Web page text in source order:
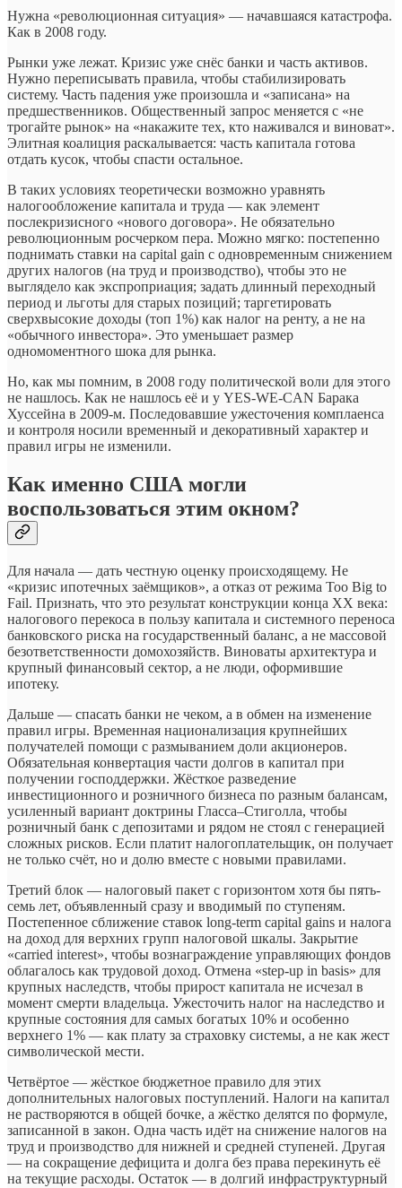
Нужна «революционная ситуация» — начавшаяся катастрофа.
Как в 2008 году.
Рынки уже лежат. Кризис уже снёс банки и часть активов.
Нужно переписывать правила, чтобы стабилизировать
систему. Часть падения уже произошла и «записана» на
предшественников. Общественный запрос меняется с «не
трогайте рынок» на «накажите тех, кто наживался и виноват».
Элитная коалиция раскалывается: часть капитала готова
отдать кусок, чтобы спасти остальное.
В таких условиях теоретически возможно уравнять
налогообложение капитала и труда — как элемент
послекризисного «нового договора». Не обязательно
революционным росчерком пера. Можно мягко: постепенно
поднимать ставки на capital gain с одновременным снижением
других налогов (на труд и производство), чтобы это не
выглядело как экспроприация; задать длинный переходный
период и льготы для старых позиций; таргетировать
сверхвысокие доходы (топ 1%) как налог на ренту, а не на
«обычного инвестора». Это уменьшает размер
одномоментного шока для рынка.
Но, как мы помним, в 2008 году политической воли для этого
не нашлось. Как не нашлось её и у YES-WE-CAN Барака
Хуссейна в 2009-м. Последовавшие ужесточения комплаенса
и контроля носили временный и декоративный характер и
правил игры не изменили.
Как именно США могли
воспользоваться этим окном?
Для начала — дать честную оценку происходящему. Не
«кризис ипотечных заёмщиков», а отказ от режима Too Big to
Fail. Признать, что это результат конструкции конца XX века:
налогового перекоса в пользу капитала и системного переноса
банковского риска на государственный баланс, а не массовой
безответственности домохозяйств. Виноваты архитектура и
крупный финансовый сектор, а не люди, оформившие
ипотеку.
Дальше — спасать банки не чеком, а в обмен на изменение
правил игры. Временная национализация крупнейших
получателей помощи с размыванием доли акционеров.
Обязательная конвертация части долгов в капитал при
получении господдержки. Жёсткое разведение
инвестиционного и розничного бизнеса по разным балансам,
усиленный вариант доктрины Гласса–Стиголла, чтобы
розничный банк с депозитами и рядом не стоял с генерацией
сложных рисков. Если платит налогоплательщик, он получает
не только счёт, но и долю вместе с новыми правилами.
Третий блок — налоговый пакет с горизонтом хотя бы пять-
семь лет, объявленный сразу и вводимый по ступеням.
Постепенное сближение ставок long-term capital gains и налога
на доход для верхних групп налоговой шкалы. Закрытие
«carried interest», чтобы вознаграждение управляющих фондов
облагалось как трудовой доход. Отмена «step-up in basis» для
крупных наследств, чтобы прирост капитала не исчезал в
момент смерти владельца. Ужесточить налог на наследство и
крупные состояния для самых богатых 10% и особенно
верхнего 1% — как плату за страховку системы, а не как жест
символической мести.
Четвёртое — жёсткое бюджетное правило для этих
дополнительных налоговых поступлений. Налоги на капитал
не растворяются в общей бочке, а жёстко делятся по формуле,
записанной в закон. Одна часть идёт на снижение налогов на
труд и производство для нижней и средней ступеней. Другая
— на сокращение дефицита и долга без права перекинуть её
на текущие расходы. Остаток — в долгий инфраструктурный